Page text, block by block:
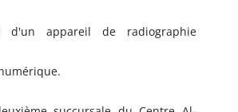
d'un appareil de radiographie